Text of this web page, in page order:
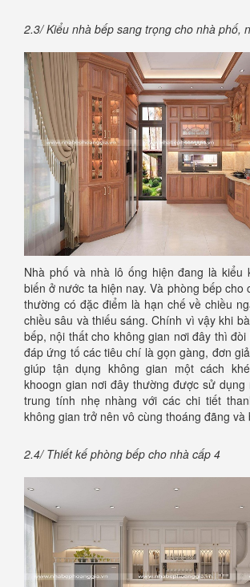
2.3/ Kiểu nhà bếp sang trọng cho nhà phố,
Nhà phố và nhà lô ống hiện đang là kiểu
biến ở nước ta hiện nay. Và phòng bếp cho
thường có đặc điểm là hạn chế về chiều
chiều sâu và thiếu sáng. Chính vì vậy khi
bếp, nội thất cho không gian nơi đây thì
đáp ứng tố các tiêu chí là gọn gàng, đơn
giúp tận dụng không gian một cách
khoogn gian nơi đây thường được sử dụng
trung tính nhẹ nhàng với các chi tiết
không gian trở nên vô cùng thoáng đãng và
2.4/ Thiết kế phòng bếp cho nhà cấp 4